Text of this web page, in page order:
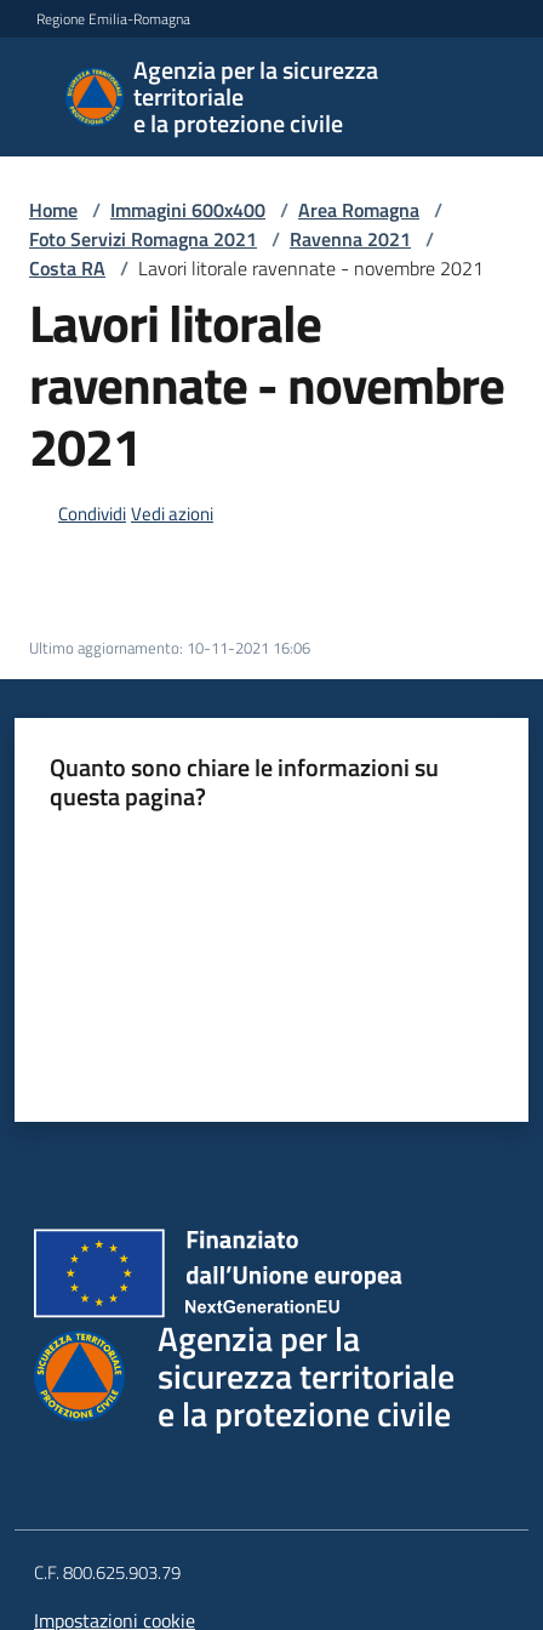
Vai al contenuto
Vai alla navigazione
Vai al footer
Regione Emilia-Romagna
Agenzia per la sicurezza
territoriale
e la protezione civile
Agenzia
per la
sicurezza
e la
protezione
civile
Argomenti
Novità
Leggi
Piani
Programmi
Progetti
Home / Immagini 600x400 / Area Romagna /
Foto Servizi Romagna 2021 / Ravenna 2021 /
Costa RA / Lavori litorale ravennate - novembre 2021
Lavori litorale
ravennate - novembre
2021
CondividiVedi azioni
Ultimo aggiornamento: 10-11-2021 16:06
Quanto sono chiare le informazioni su
questa pagina?
Agenzia per la
sicurezza territoriale
e la protezione civile
C.F. 800.625.903.79
Impostazioni cookie